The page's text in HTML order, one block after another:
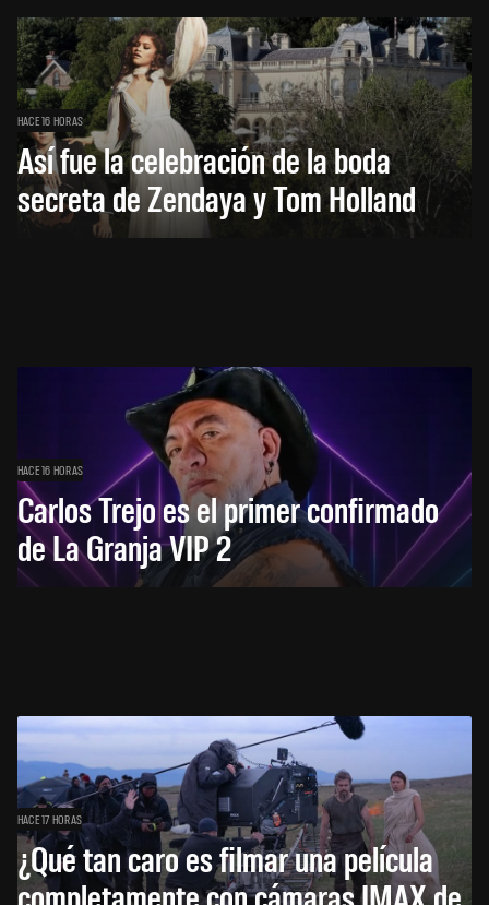
HACE 16 HORAS
Así fue la celebración de la boda
secreta de Zendaya y Tom Holland
HACE 16 HORAS
Carlos Trejo es el primer confirmado
de La Granja VIP 2
HACE 17 HORAS
¿Qué tan caro es filmar una película
completamente con cámaras IMAX de